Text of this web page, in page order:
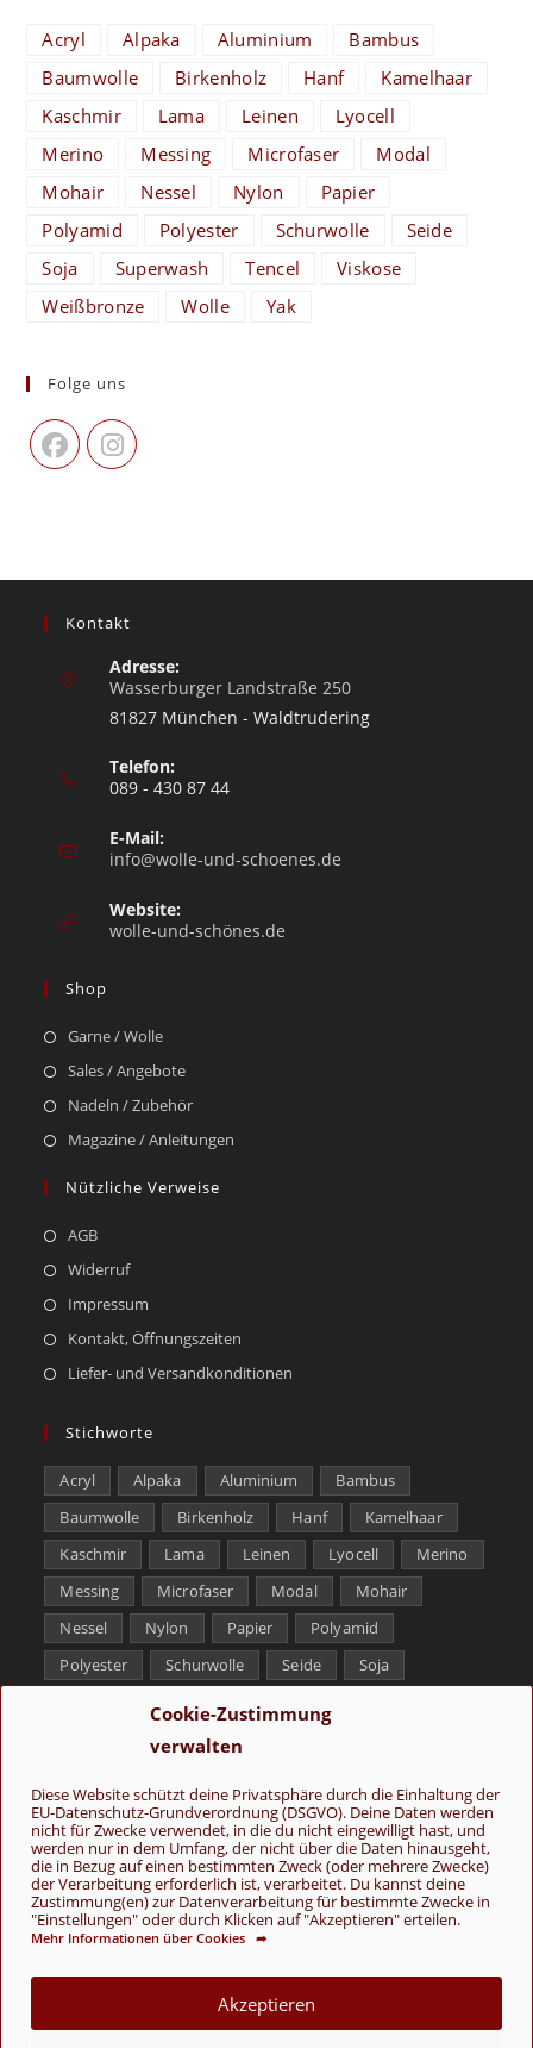
Cookie-Zustimmung
verwalten
Diese Website schützt deine Privatsphäre durch die Einhaltung der
EU-Datenschutz-Grundverordnung (DSGVO). Deine Daten werden
nicht für Zwecke verwendet, in die du nicht eingewilligt hast, und
werden nur in dem Umfang, der nicht über die Daten hinausgeht,
die in Bezug auf einen bestimmten Zweck (oder mehrere Zwecke)
der Verarbeitung erforderlich ist, verarbeitet. Du kannst deine
Zustimmung(en) zur Datenverarbeitung für bestimmte Zwecke in
"Einstellungen" oder durch Klicken auf "Akzeptieren" erteilen.
Mehr Informationen über Cookies ➦
Akzeptieren
Acryl Alpaka Aluminium
Bambus
Baumwolle
Birkenholz Hanf
Kamelhaar
Kaschmir
Lama Leinen
Lyocell
Merino
Messing Microfaser
Modal
Mohair
Nessel Nylon
Papier
Polyamid
Polyester Schurwolle
Seide
Soja
Superwash Tencel
Viskose
Weißbronze
Wolle Yak
Folge uns
Kontakt
Adresse:
Wasserburger Landstraße 250
81827 München - Waldtrudering
Telefon:
089 - 430 87 44
E-Mail:
info@wolle-und-schoenes.de
Website:
wolle-und-schönes.de
Shop
Garne / Wolle
Sales / Angebote
Nadeln / Zubehör
Magazine / Anleitungen
Nützliche Verweise
AGB
Widerruf
Impressum
Kontakt, Öffnungszeiten
Liefer- und Versandkonditionen
Stichworte
Acryl Alpaka Aluminium
Bambus
Baumwolle
Birkenholz Hanf
Kamelhaar
Kaschmir
Lama Leinen Lyocell
Merino
Messing
Microfaser Modal
Mohair
Nessel
Nylon Papier
Polyamid
Polyester
Schurwolle Seide
Soja
Tencel
Yak
Folge uns
© Copyright 2026 - Wolle & Schönes